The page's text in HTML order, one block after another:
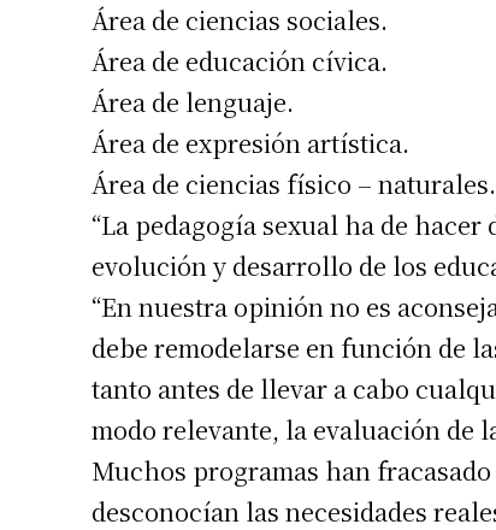
Área de ciencias sociales.
Área de educación cívica.
Área de lenguaje.
Área de expresión artística.
Área de ciencias físico – naturales.
“La pedagogía sexual ha de
evolución y desarrollo de los
“En nuestra opinión no es
debe remodelarse en función de
tanto antes de llevar a cabo
modo relevante, la evaluación de
Muchos programas han
desconocían las necesidades